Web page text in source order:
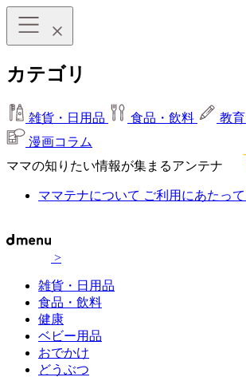
カテゴリ
雑貨・日用品 食品・飲料 教育
漫画コラム
ママの知りたい情報が集まるアンテナ
ママテナについて ご利用にあたって
>
雑貨・日用品
食品・飲料
健康
ベビー用品
おでかけ
どうぶつ